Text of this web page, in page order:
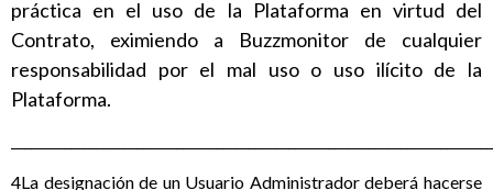
práctica en el uso de la Plataforma en virtud del
Contrato, eximiendo a Buzzmonitor de cualquier
responsabilidad por el mal uso o uso ilícito de la
Plataforma.
4La designación de un Usuario Administrador deberá hacerse